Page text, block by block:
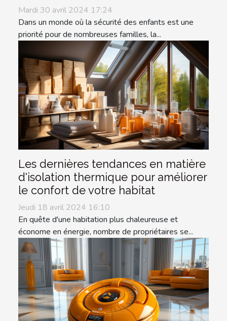
Mardi 30 avril 2024 17:24
Dans un monde où la sécurité des enfants est une
priorité pour de nombreuses familles, la...
Les dernières tendances en matière
d'isolation thermique pour améliorer
le confort de votre habitat
Jeudi 18 avril 2024 16:10
En quête d'une habitation plus chaleureuse et
économe en énergie, nombre de propriétaires se...